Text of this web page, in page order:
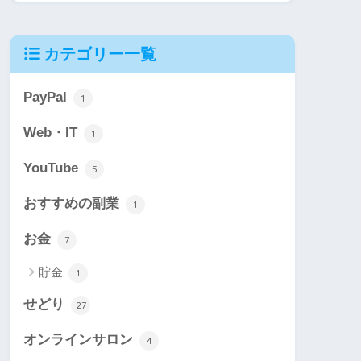
カテゴリー一覧
PayPal 1
Web・IT 1
YouTube 5
おすすめの副業 1
お金 7
貯金 1
せどり 27
オンラインサロン 4